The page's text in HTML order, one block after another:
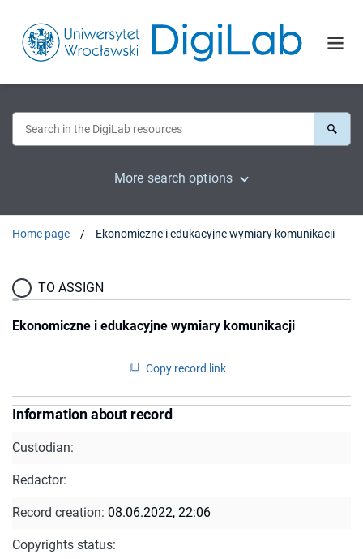
More search options
Home page Ekonomiczne i edukacyjne wymiary komunikacji
TO ASSIGN
Ekonomiczne i edukacyjne wymiary komunikacji
Copy record link
Information about record
Custodian:
Redactor:
Record creation: 08.06.2022, 22:06
Copyrights status: